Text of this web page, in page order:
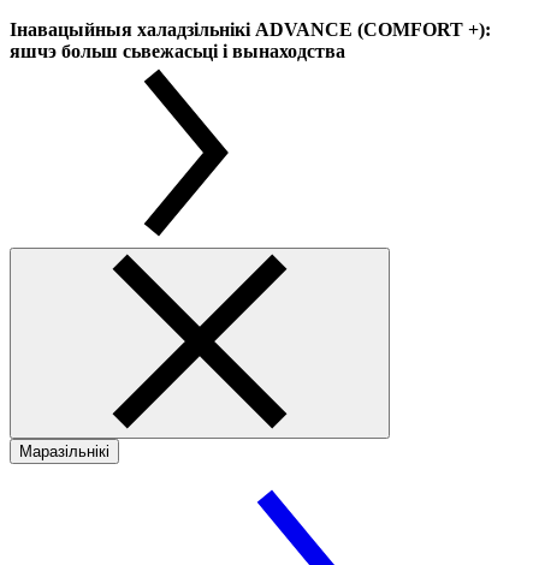
Інавацыйныя халадзільнікі ADVANCE (COMFORT +):
яшчэ больш сьвежасьці і вынаходства
Маразільнікі